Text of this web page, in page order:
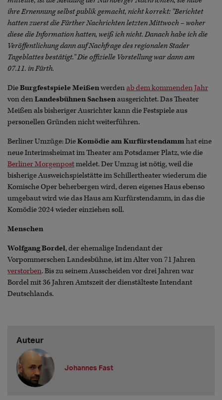
ihre Ernennung selbst publik gemacht, nicht korrekt: "Berichtet
hatten zuerst die Fürther Nachrichten letzten Mittwoch – woher
diese die Information hatten, weiß ich nicht. Danach habe ich die
Veröffentlichung dann auf Nachfrage des regionalen Stader
Tageblattes bestätigt."Die offizielle Vorstellung war dann am
07.11. in Fürth.
DieBurgfestspiele Meißenwerdenab dem kommenden Jahr
von denLandesbühnen Sachsenausgerichtet. Das Theater
Meißen als bisheriger Ausrichter kann die Festspiele aus
personellen Gründen nicht weiterführen.
Berliner Umzüge:DieKomödie am Kurfürstendammhat eine
neue Interimsheimat im Theater am Potsdamer Platz, wie die
Berliner Morgenpostmeldet. Der Umzug ist nötig, weil die
bisherige Ausweichspielstätte im Schillertheater wiederum die
Komische Oper beherbergen wird, deren eigenes Haus ebenso
umgebaut wird wie das Haus am Kurfürstendamm, in das die
Komödie 2024 wieder einziehen soll.
Menschen
Wolfgang Bordel, der ehemalige Indendant der
Vorpommerschen Landesbühne, ist im Alter von 71 Jahren
verstorben. Bis zu seinem Ausscheiden vor drei Jahren war
Bordel mit 36 Jahren Amtszeit der dienstälteste Intendant
Deutschlands.
Auteur
Johannes Fast